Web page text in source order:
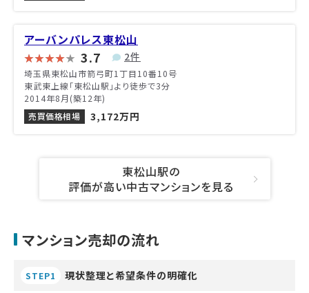
アーバンパレス東松山
3.7 2件
埼玉県東松山市箭弓町1丁目10番10号
東武東上線「東松山駅」より徒歩で3分
2014年8月(築12年)
売買価格相場
3,172万円
東松山駅の
評価が高い中古マンションを見る
マンション売却の流れ
STEP1 現状整理と希望条件の明確化